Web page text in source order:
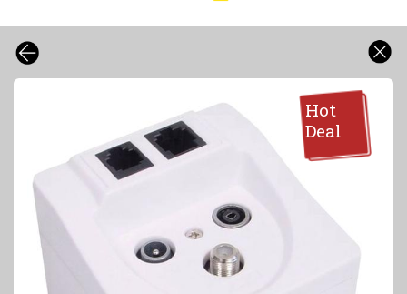
Hot
Deal